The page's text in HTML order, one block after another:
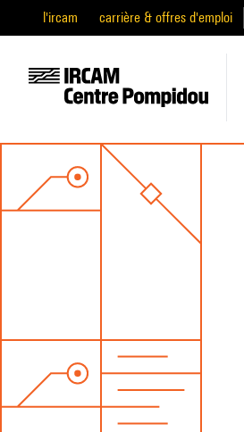
l'ircam carrière & offres d'emploi